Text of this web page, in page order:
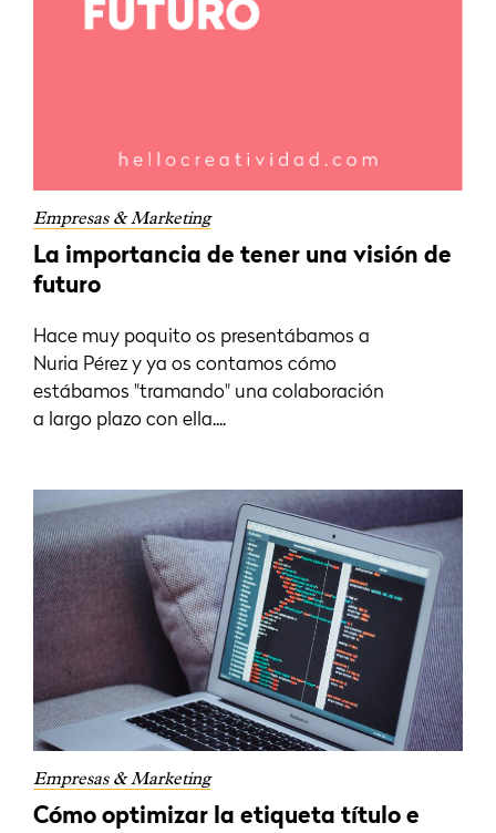
Empresas & Marketing
La importancia de tener una visión de
futuro
Hace muy poquito os presentábamos a
Nuria Pérez y ya os contamos cómo
estábamos "tramando" una colaboración
a largo plazo con ella....
Empresas & Marketing
Cómo optimizar la etiqueta título e